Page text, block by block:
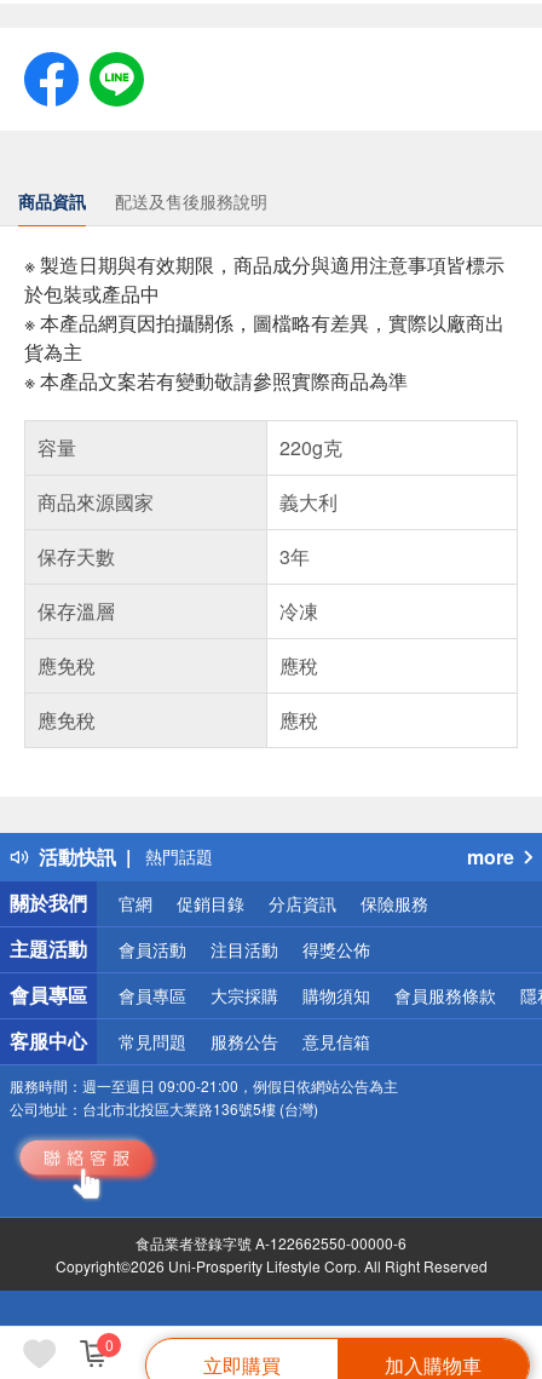
0
立即購買 加入購物車
商品資訊 配送及售後服務說明
※ 製造日期與有效期限，商品成分與適用注意事項皆標示
於包裝或產品中
※ 本產品網頁因拍攝關係，圖檔略有差異，實際以廠商出
貨為主
※ 本產品文案若有變動敬請參照實際商品為準
容量
220g克
商品來源國家
義大利
保存天數
3年
保存溫層
冷凍
應免稅
應稅
應免稅
應稅
活動快訊
得獎公告
熱門話題
銀行優惠
偏遠地區配送
詐騙網頁！請小心！
more
關於我們
官網 促銷目錄 分店資訊 保險服務
主題活動 會員活動 注目活動 得獎公佈
會員專區 會員專區 大宗採購 購物須知 會員服務條款 隱
客服中心 常見問題 服務公告 意見信箱
服務時間： 週一至週日 09:00-21:00，例假日依網站公告為主
公司地址： 台北市北投區大業路136號5樓 (台灣)
食品業者登錄字號 A-122662550-00000-6
Copyright©2026 Uni-Prosperity Lifestyle Corp. All Right Reserved